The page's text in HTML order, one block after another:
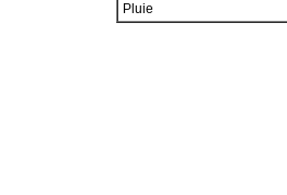
Pluie